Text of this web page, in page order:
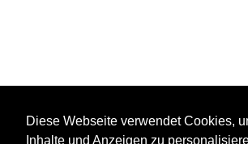
Diese Webseite verwendet Cookies,
Inhalte und Anzeigen zu